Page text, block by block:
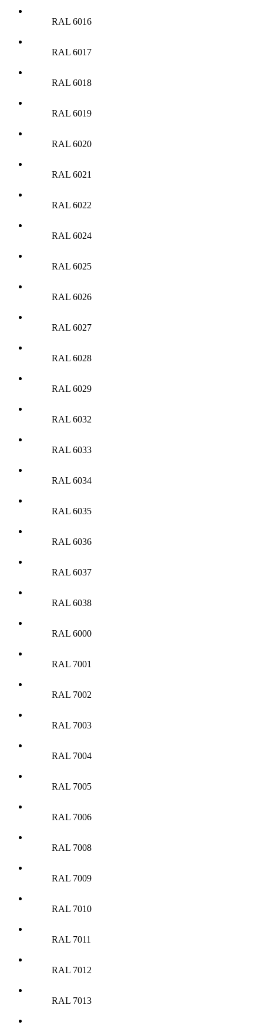
RAL 6016
RAL 6017
RAL 6018
RAL 6019
RAL 6020
RAL 6021
RAL 6022
RAL 6024
RAL 6025
RAL 6026
RAL 6027
RAL 6028
RAL 6029
RAL 6032
RAL 6033
RAL 6034
RAL 6035
RAL 6036
RAL 6037
RAL 6038
RAL 6000
RAL 7001
RAL 7002
RAL 7003
RAL 7004
RAL 7005
RAL 7006
RAL 7008
RAL 7009
RAL 7010
RAL 7011
RAL 7012
RAL 7013